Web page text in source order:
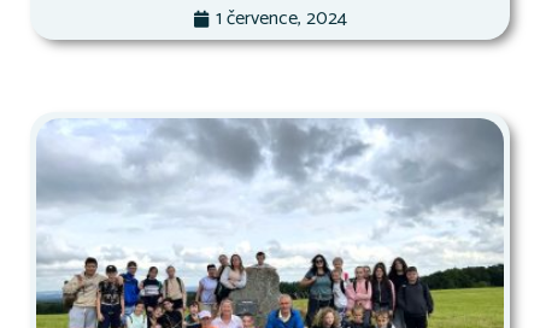
1 července, 2024